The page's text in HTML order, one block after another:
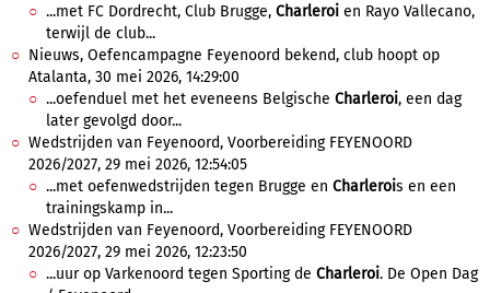
...met FC Dordrecht, Club Brugge, Charleroi en Rayo Vallecano,
terwijl de club...
Nieuws, Oefencampagne Feyenoord bekend, club hoopt op
Atalanta, 30 mei 2026, 14:29:00
...oefenduel met het eveneens Belgische Charleroi, een dag
later gevolgd door...
Wedstrijden van Feyenoord, Voorbereiding FEYENOORD
2026/2027, 29 mei 2026, 12:54:05
...met oefenwedstrijden tegen Brugge en Charlerois en een
trainingskamp in...
Wedstrijden van Feyenoord, Voorbereiding FEYENOORD
2026/2027, 29 mei 2026, 12:23:50
...uur op Varkenoord tegen Sporting de Charleroi. De Open Dag